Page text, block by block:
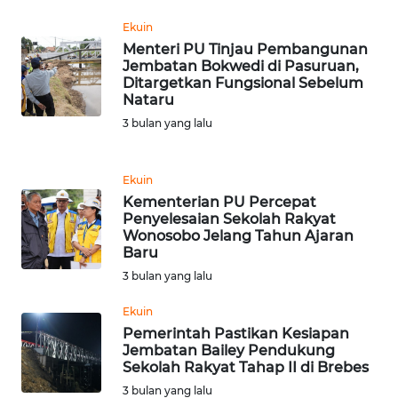
Ekuin
Menteri PU Tinjau Pembangunan
Jembatan Bokwedi di Pasuruan,
Ditargetkan Fungsional Sebelum
Nataru
3 bulan yang lalu
Ekuin
Kementerian PU Percepat
Penyelesaian Sekolah Rakyat
Wonosobo Jelang Tahun Ajaran
Baru
3 bulan yang lalu
Ekuin
Pemerintah Pastikan Kesiapan
Jembatan Bailey Pendukung
Sekolah Rakyat Tahap II di Brebes
3 bulan yang lalu
KEPULAUAN
SERIBU
WN
TANGERANG
BINJAI
WN
CIREBON
INDRAMAYU
WN
KUNINGAN